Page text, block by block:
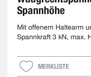
Spannhöhe
Mit offenem Haltearm
Spannkraft 3 kN, max.
MERKLISTE